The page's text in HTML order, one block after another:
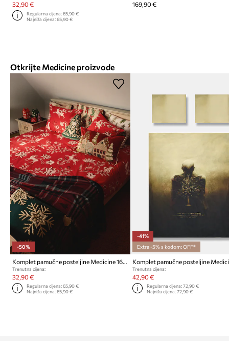
32,90 €
Regularna cijena:65,90 €
Najniža cijena:65,90 €
169,90 €
Otkrijte Medicine proizvode
-50%
Komplet pamučne posteljine Medicine 160 x 200 cm
Trenutna cijena:
32,90 €
Regularna cijena:65,90 €
Najniža cijena:65,90 €
-41%
Extra -5% s kodom: OFF*
Komplet pamučne posteljine
Trenutna cijena:
42,90 €
Regularna cijena: 72,90 €
Najniža cijena: 72,90 €